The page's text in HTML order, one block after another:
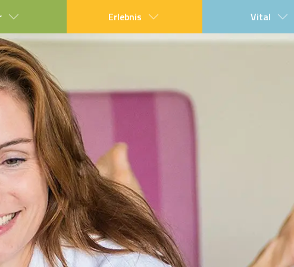
Erlebnis Vital